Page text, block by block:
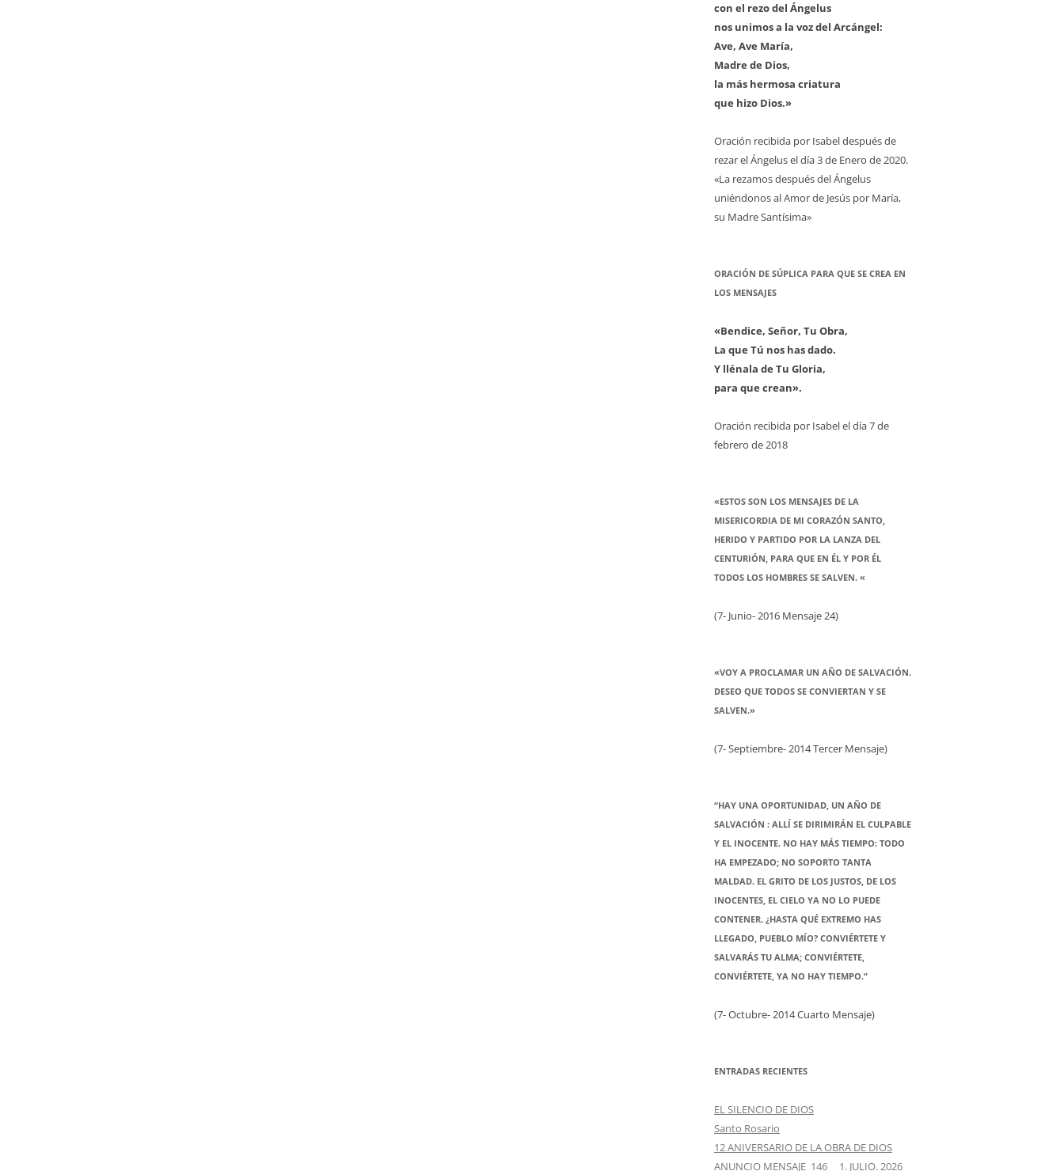
con el rezo del Ángelus
nos unimos a la voz del Arcángel:
Ave, Ave María,
Madre de Dios,
la más hermosa criatura
que hizo Dios.»
Oración recibida por Isabel después de
rezar el Ángelus el día 3 de Enero de 2020.
«La rezamos después del Ángelus
uniéndonos al Amor de Jesús por María,
su Madre Santísima»
ORACIÓN DE SÚPLICA PARA QUE SE CREA EN
LOS MENSAJES
«Bendice, Señor, Tu Obra,
La que Tú nos has dado.
Y llénala de Tu Gloria,
para que crean».
Oración recibida por Isabel el día 7 de
febrero de 2018
«ESTOS SON LOS MENSAJES DE LA
MISERICORDIA DE MI CORAZÓN SANTO,
HERIDO Y PARTIDO POR LA LANZA DEL
CENTURIÓN, PARA QUE EN ÉL Y POR ÉL
TODOS LOS HOMBRES SE SALVEN. «
(7- Junio- 2016 Mensaje 24)
«VOY A PROCLAMAR UN AÑO DE SALVACIÓN.
DESEO QUE TODOS SE CONVIERTAN Y SE
SALVEN.»
(7- Septiembre- 2014 Tercer Mensaje)
“HAY UNA OPORTUNIDAD, UN AÑO DE
SALVACIÓN : ALLÍ SE DIRIMIRÁN EL CULPABLE
Y EL INOCENTE. NO HAY MÁS TIEMPO: TODO
HA EMPEZADO; NO SOPORTO TANTA
MALDAD. EL GRITO DE LOS JUSTOS, DE LOS
INOCENTES, EL CIELO YA NO LO PUEDE
CONTENER. ¿HASTA QUÉ EXTREMO HAS
LLEGADO, PUEBLO MÍO? CONVIÉRTETE Y
SALVARÁS TU ALMA; CONVIÉRTETE,
CONVIÉRTETE, YA NO HAY TIEMPO.”
(7- Octubre- 2014 Cuarto Mensaje)
ENTRADAS RECIENTES
EL SILENCIO DE DIOS
Santo Rosario
12 ANIVERSARIO DE LA OBRA DE DIOS
ANUNCIO MENSAJE 146 1. JULIO. 2026